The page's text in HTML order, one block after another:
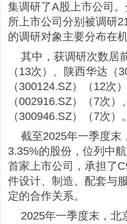
集调研了A股上市公司
所上市公司分别被调研
的调研对象主要分布在
其中，获调研次数居
（13次）、陕西华达（
（300124.SZ）（12次
（002916.SZ）（7次
（300946.SZ）（7次
截至2025年一季度末
3.35%的股份，位列中
首家上市公司，承担了
件设计、制造、配套与
定的合作关系。
2025年一季度末，北